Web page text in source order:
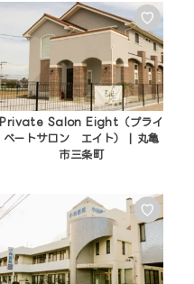
♡
Private Salon Eight（プライ
ベートサロン エイト） | 丸亀
市三条町
♡